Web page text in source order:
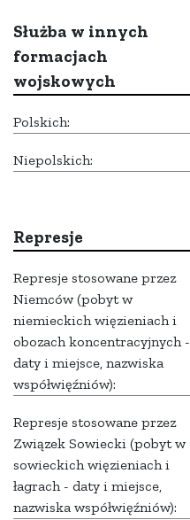
Służba w innych
formacjach
wojskowych
Polskich:
Niepolskich:
Represje
Represje stosowane przez
Niemców (pobyt w
niemieckich więzieniach i
obozach koncentracyjnych -
daty i miejsce, nazwiska
współwięźniów):
Represje stosowane przez
Związek Sowiecki (pobyt w
sowieckich więzieniach i
łagrach - daty i miejsce,
nazwiska współwięźniów):